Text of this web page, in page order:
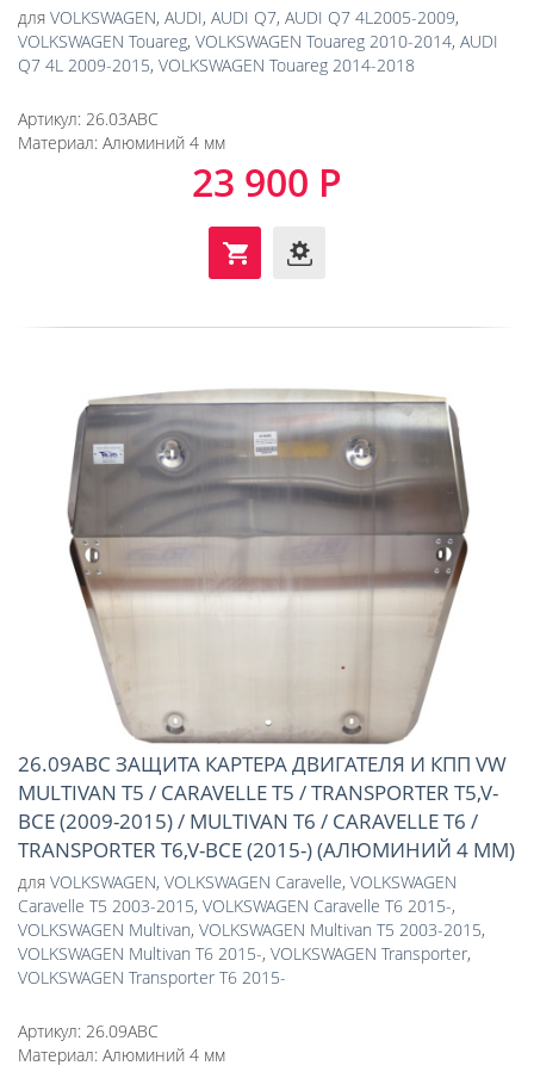
для VOLKSWAGEN, AUDI, AUDI Q7, AUDI Q7 4L2005-2009,
VOLKSWAGEN Touareg, VOLKSWAGEN Touareg 2010-2014, AUDI
Q7 4L 2009-2015, VOLKSWAGEN Touareg 2014-2018
Артикул: 26.03ABC
Материал: Алюминий 4 мм
23 900 Р
26.09ABC ЗАЩИТА КАРТЕРА ДВИГАТЕЛЯ И КПП VW
MULTIVAN T5 / CARAVELLE T5 / TRANSPORTER T5,V-
ВСЕ (2009-2015) / MULTIVAN T6 / CARAVELLE T6 /
TRANSPORTER T6,V-ВСЕ (2015-) (АЛЮМИНИЙ 4 ММ)
для VOLKSWAGEN, VOLKSWAGEN Caravelle, VOLKSWAGEN
Caravelle T5 2003-2015, VOLKSWAGEN Caravelle Т6 2015-,
VOLKSWAGEN Multivan, VOLKSWAGEN Multivan T5 2003-2015,
VOLKSWAGEN Multivan Т6 2015-, VOLKSWAGEN Transporter,
VOLKSWAGEN Transporter Т6 2015-
Артикул: 26.09ABC
Материал: Алюминий 4 мм